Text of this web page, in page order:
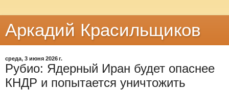
Аркадий Красильщиков
среда, 3 июня 2026 г.
Рубио: Ядерный Иран будет опаснее
КНДР и попытается уничтожить